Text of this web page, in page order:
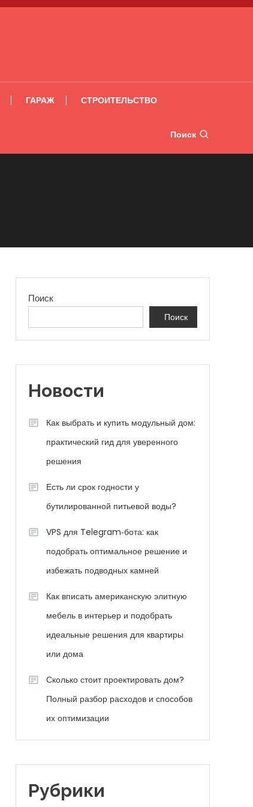
ГАРАЖ СТРОИТЕЛЬСТВО
Поиск
Поиск
Поиск
Новости
Как выбрать и купить модульный дом:
практический гид для уверенного
решения
Есть ли срок годности у
бутилированной питьевой воды?
VPS для Telegram‑бота: как
подобрать оптимальное решение и
избежать подводных камней
Как вписать американскую элитную
мебель в интерьер и подобрать
идеальные решения для квартиры
или дома
Сколько стоит проектировать дом?
Полный разбор расходов и способов
их оптимизации
Рубрики